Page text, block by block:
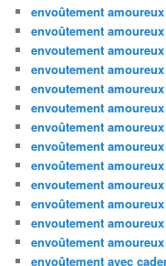
envoûtement
envoûtement
envoutement
envoutement
envoutement
envoutement
envoûtement
envoûtement
envoûtement
envoutement
envoûtement
envoutement
envoûtement
envoûtement avec